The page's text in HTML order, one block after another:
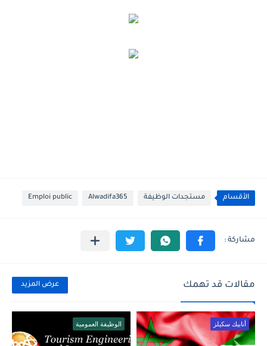
الأقسام مستجدات الوظيفة Alwadifa365
Emploi public
مقالات قد تهمك عرض المزيد
أنابيك سكيلز الوظيفة العمومية